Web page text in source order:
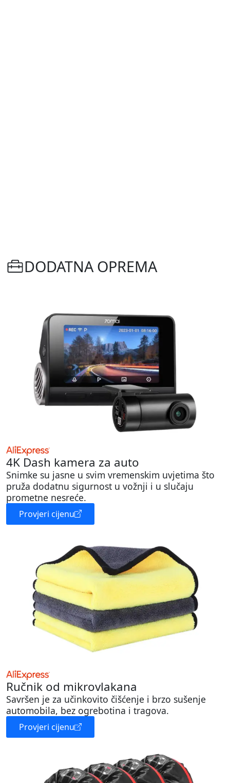
DODATNA OPREMA
4K Dash kamera za auto
Snimke su jasne u svim vremenskim uvjetima što
pruža dodatnu sigurnost u vožnji i u slučaju
prometne nesreće.
Provjeri cijenu
Ručnik od mikrovlakana
Savršen je za učinkovito čišćenje i brzo sušenje
automobila, bez ogrebotina i tragova.
Provjeri cijenu